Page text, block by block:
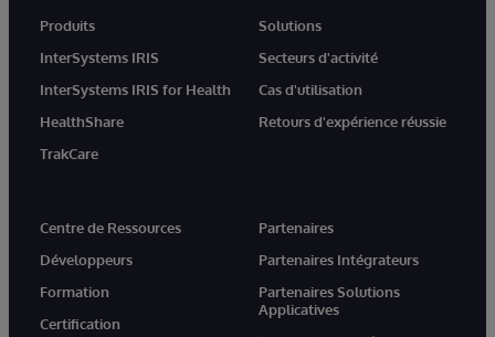
Produits
InterSystems IRIS
InterSystems IRIS for Health
HealthShare
TrakCare
Solutions
Secteurs d'activité
Cas d'utilisation
Retours d'expérience réussie
Centre de Ressources
Développeurs
Formation
Certification
Partenaires
Partenaires Intégrateurs
Partenaires Solutions
Applicatives